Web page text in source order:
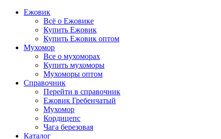
Ежовик
Всё о Ежовике
Купить Ежовик
Купить Ежовик оптом
Мухомор
Все о мухоморах
Купить мухоморы
Мухоморы оптом
Справочник
Перейти в справочник
Ежовик Гребенчатый
Мухомор
Кордицепс
Чага березовая
Каталог